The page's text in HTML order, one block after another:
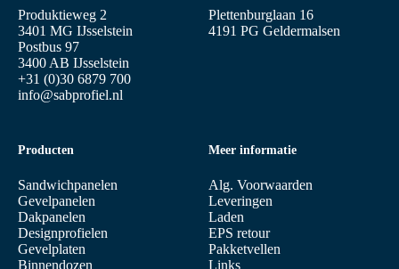
Produktieweg 2
3401 MG IJsselstein
Postbus 97
3400 AB IJsselstein
+31 (0)30 6879 700
info@sabprofiel.nl
Producten
Sandwichpanelen
Gevelpanelen
Dakpanelen
Designprofielen
Gevelplaten
Binnendozen
Meer informatie
Alg. Voorwaarden
Leveringen
Laden
EPS retour
Pakketvellen
Links
Plettenburglaan 16
4191 PG Geldermalsen